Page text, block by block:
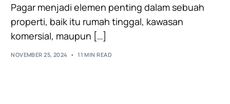
Pagar menjadi elemen penting dalam sebuah
properti, baik itu rumah tinggal, kawasan
komersial, maupun […]
NOVEMBER 25, 2024 11 MIN READ